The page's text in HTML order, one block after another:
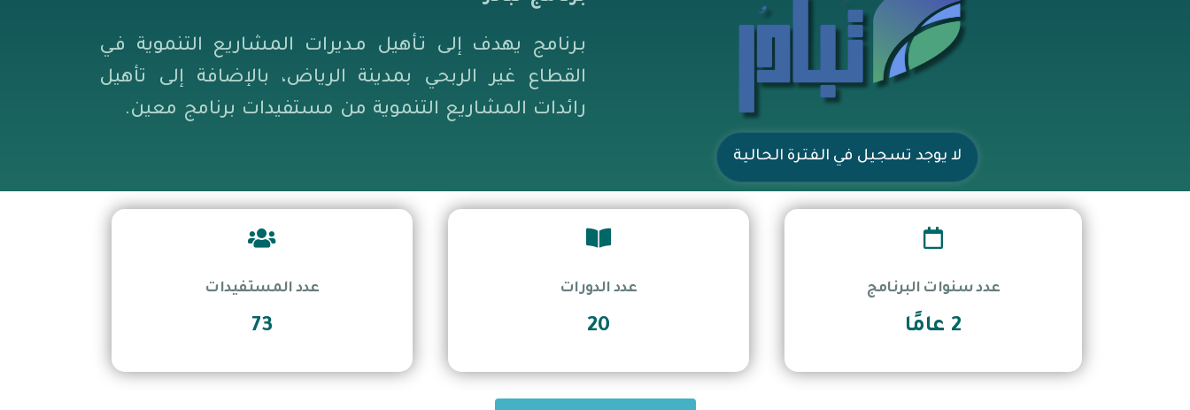
لا يوجد تسجيل في الفترة الحالية
بـرنامج يهدف إلى تـأهيل مـديرات المشاريع التنموية فـي
القطاع غير الربحي بمدينة الرياض، بالإضافة إلى تأهيل
رائدات المشاريع التنموية من مستفيدات برنامج معين.
عدد سنوات البرنامج
2 عامًا
عدد الدورات
20
عدد المستفيدات
73